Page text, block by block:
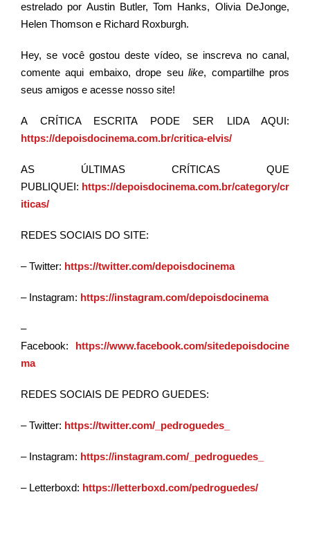
estrelado por Austin Butler, Tom Hanks, Olivia DeJonge,
Helen Thomson e Richard Roxburgh.
Hey, se você gostou deste vídeo, se inscreva no canal,
comente aqui embaixo, drope seulike, compartilhe pros
seus amigos e acesse nosso site!
A CRÍTICA ESCRITA PODE SER LIDA AQUI:
https://depoisdocinema.com.br/critica-elvis/
AS ÚLTIMAS CRÍTICAS QUE
PUBLIQUEI: https://depoisdocinema.com.br/category/cr
iticas/
REDES SOCIAIS DO SITE:
– Twitter: https://twitter.com/depoisdocinema
– Instagram: https://instagram.com/depoisdocinema
–
Facebook: https://www.facebook.com/sitedepoisdocine
ma
REDES SOCIAIS DE PEDRO GUEDES:
– Twitter: https://twitter.com/_pedroguedes_
– Instagram: https://instagram.com/_pedroguedes_
– Letterboxd: https://letterboxd.com/pedroguedes/